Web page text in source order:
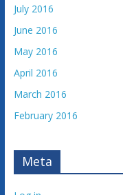
July 2016
June 2016
May 2016
April 2016
March 2016
February 2016
Meta